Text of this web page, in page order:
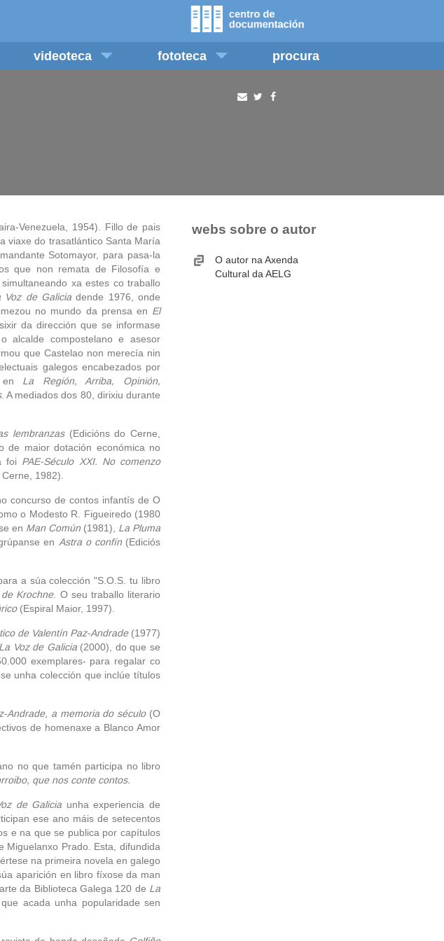
videoteca fototeca procura
Venezuela, 1954). Fillo de pais
viaxe do trasatlántico Santa María
Sotomayor, para pasa-la
que non remata de Filosofía e
xa estes co traballo
Voz de Galicia dende 1976, onde
no mundo da prensa en El
da dirección que se informase
alcalde compostelano e asesor
que Castelao non merecía nin
galegos encabezados por
en La Región, Arriba, Opinión,
. A mediados dos 80, dirixiu durante
lembranzas(Edicións do Cerne,
de maior dotación económica no
foi PAE-Século XXI. No comenzo
1982).
concurso de contos infantís de O
o Modesto R. Figueiredo (1980
en Man Común(1981), La Pluma
en Astra o confín(Ediciós
a súa colección "S.O.S. tu libro
Krochne. O seu traballo literario
(Espiral Maior, 1997).
de Valentín Paz-Andrade(1977)
Voz de Galicia(2000), do que se
exemplares- para regalar co
unha colección que inclúe títulos
Andrade, a memoria do século(O
de homenaxe a Blanco Amor
no que tamén participa no libro
que nos conte contos.
de Galicia unha experiencia de
ese ano máis de setecentos
e na que se publica por capítulos
Miguelanxo Prado. Esta, difundida
na primeira novela en galego
aparición en libro fíxose da man
da Biblioteca Galega 120 de La
acada unha popularidade sen
webs sobre o autor
O autor na Axenda
Cultural da AELG